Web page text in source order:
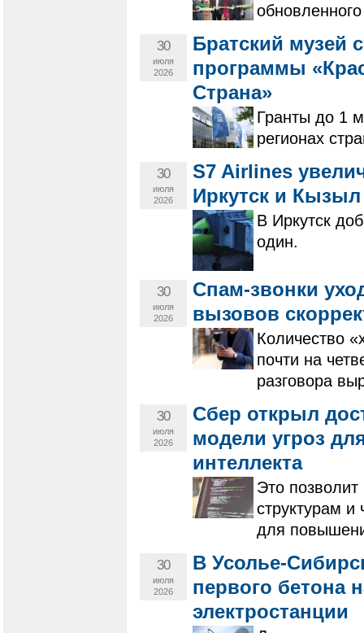
30
июля
2026
​​​​​​​Братский музей
программы
Страна»
Гранты до 1
регионах
30
июля
2026
S7 Airlines
Иркутск и Кызыл
В Иркутск
один.
30
июля
2026
Спам-звонки
вызовов
Количество
почти на
разговора
30
июля
2026
Сбер открыл
модели угроз
интеллекта
​​​​​​​Это
структурам
для
30
июля
2026
В Усолье-
первого бетона
электростанции